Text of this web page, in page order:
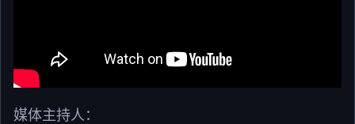
媒体主持人：